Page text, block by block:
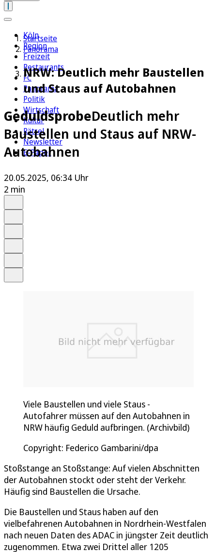
Köln
Region
Freizeit
Restaurants
FC
Panorama
Politik
Wirtschaft
Kultur
Rätsel
Newsletter
E-Paper
Startseite
Panorama
NRW: Deutlich mehr Baustellen
und Staus auf Autobahnen
GeduldsprobeDeutlich mehr
Baustellen und Staus auf NRW-
Autobahnen
20.05.2025, 06:34 Uhr
2 min
Viele Baustellen und viele Staus -
Autofahrer müssen auf den Autobahnen in
NRW häufig Geduld aufbringen. (Archivbild)
Copyright: Federico Gambarini/dpa
Stoßstange an Stoßstange: Auf vielen Abschnitten
der Autobahnen stockt oder steht der Verkehr.
Häufig sind Baustellen die Ursache.
Die Baustellen und Staus haben auf den
vielbefahrenen Autobahnen in Nordrhein-Westfalen
nach neuen Daten des ADAC in jüngster Zeit deutlich
zugenommen. Etwa zwei Drittel aller 1205